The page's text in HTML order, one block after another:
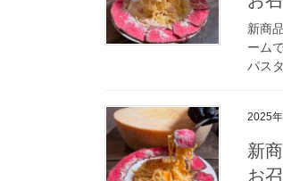
新商品
ーム
パス
2025
新
お